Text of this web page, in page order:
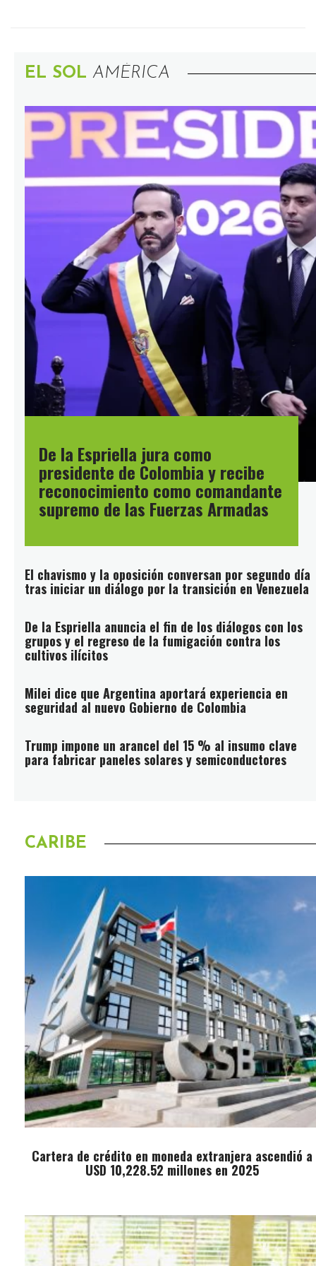
EL SOL AMÉRICA
De la Espriella jura como
presidente de Colombia y recibe
reconocimiento como comandante
supremo de las Fuerzas Armadas
El chavismo y la oposición conversan por segundo día
tras iniciar un diálogo por la transición en Venezuela
De la Espriella anuncia el fin de los diálogos con los
grupos y el regreso de la fumigación contra los
cultivos ilícitos
Milei dice que Argentina aportará experiencia en
seguridad al nuevo Gobierno de Colombia
Trump impone un arancel del 15 % al insumo clave
para fabricar paneles solares y semiconductores
CARIBE
Cartera de crédito en moneda extranjera ascendió a
USD 10,228.52 millones en 2025